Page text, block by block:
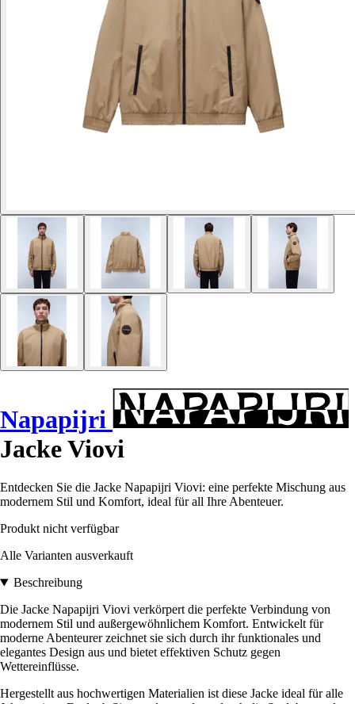
Napapijri
Jacke Viovi
Entdecken Sie die Jacke Napapijri Viovi: eine perfekte Mischung aus
modernem Stil und Komfort, ideal für all Ihre Abenteuer.
Produkt nicht verfügbar
Alle Varianten ausverkauft
Beschreibung
Die Jacke Napapijri Viovi verkörpert die perfekte Verbindung von
modernem Stil und außergewöhnlichem Komfort. Entwickelt für
moderne Abenteurer zeichnet sie sich durch ihr funktionales und
elegantes Design aus und bietet effektiven Schutz gegen
Wettereinflüsse.
Hergestellt aus hochwertigen Materialien ist diese Jacke ideal für alle